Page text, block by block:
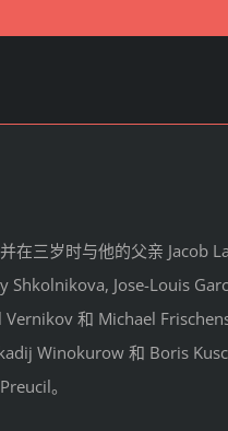
在三岁时与他的父亲 Jacob
Shkolnikova, Jose-Louis
和 Michael
Winokurow 和 Boris
。